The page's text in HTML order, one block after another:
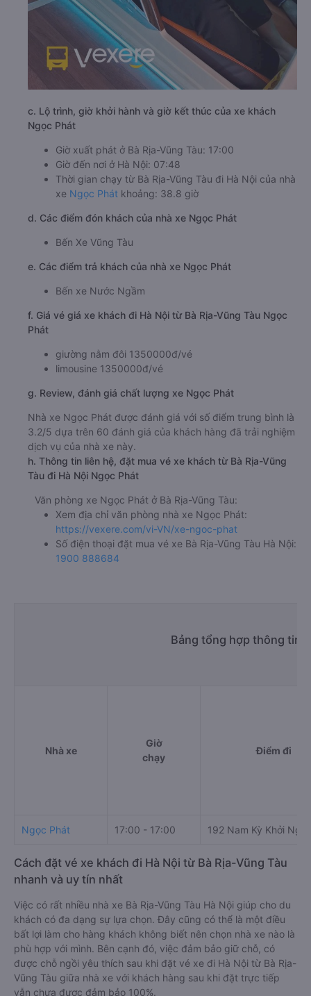
c. Lộ trình, giờ khởi hành và giờ kết thúc của xe khách
Ngọc Phát
Giờ xuất phát ở Bà Rịa-Vũng Tàu: 17:00
Giờ đến nơi ở Hà Nội: 07:48
Thời gian chạy từ Bà Rịa-Vũng Tàu đi Hà Nội của nhà
xe Ngọc Phát khoảng: 38.8 giờ
d. Các điểm đón khách của nhà xe Ngọc Phát
Bến Xe Vũng Tàu
e. Các điểm trả khách của nhà xe Ngọc Phát
Bến xe Nước Ngầm
f. Giá vé giá xe khách đi Hà Nội từ Bà Rịa-Vũng Tàu Ngọc
Phát
giường nằm đôi 1350000đ/vé
limousine 1350000đ/vé
g. Review, đánh giá chất lượng xe Ngọc Phát
Nhà xe Ngọc Phát được đánh giá với số điểm trung bình là
3.2/5 dựa trên 60 đánh giá của khách hàng đã trải nghiệm
dịch vụ của nhà xe này.
h. Thông tin liên hệ, đặt mua vé xe khách từ Bà Rịa-Vũng
Tàu đi Hà Nội Ngọc Phát
Văn phòng xe Ngọc Phát ở Bà Rịa-Vũng Tàu:
Xem địa chỉ văn phòng nhà xe Ngọc Phát:
https://vexere.com/vi-VN/xe-ngoc-phat
Số điện thoại đặt mua vé xe Bà Rịa-Vũng Tàu Hà Nội:
1900 888684
Bảng tổng hợp thông tin
Nhà xe
Giờ
chạy
Điểm đi
Ngọc Phát 17:00 - 17:00 192 Nam Kỳ Khởi
Cách đặt vé xe khách đi Hà Nội từ Bà Rịa-Vũng Tàu
nhanh và uy tín nhất
Việc có rất nhiều nhà xe Bà Rịa-Vũng Tàu Hà Nội giúp cho du
khách có đa dạng sự lựa chọn. Đây cũng có thể là một điều
bất lợi làm cho hàng khách không biết nên chọn nhà xe nào là
phù hợp với mình. Bên cạnh đó, việc đảm bảo giữ chỗ, có
được chỗ ngồi yêu thích sau khi đặt vé xe đi Hà Nội từ Bà Rịa-
Vũng Tàu giữa nhà xe với khách hàng sau khi đặt trực tiếp
vẫn chưa được đảm bảo 100%.